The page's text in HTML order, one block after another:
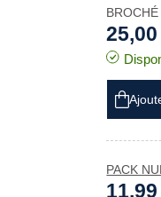
BROCHÉ
PACK